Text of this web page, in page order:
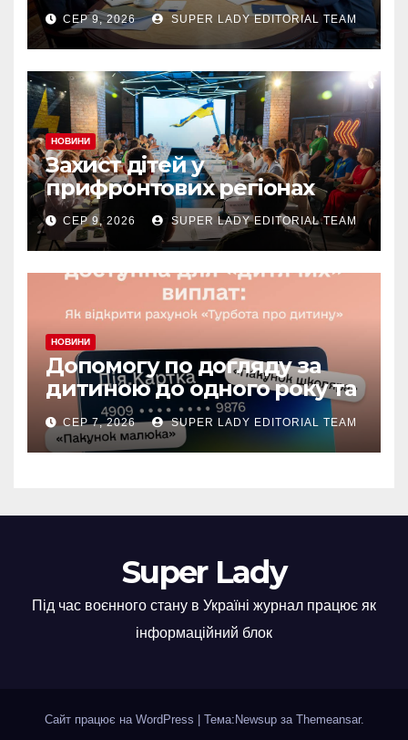
СЕР 9, 2026 SUPER LADY EDITORIAL TEAM
НОВИНИ
Захист дітей у
прифронтових регіонах
СЕР 9, 2026 SUPER LADY EDITORIAL TEAM
НОВИНИ
Допомогу по догляду за
дитиною до одного року та
«єЯсла» можна отримувати
на спеціальний рахунок
«Турбота про дитину» у
СЕР 7, 2026 SUPER LADY EDITORIAL TEAM
Super Lady
Під час воєнного стану в Україні журнал працює як
інформаційний блок
Сайт працює на WordPress Тема:Newsup за Themeansar.